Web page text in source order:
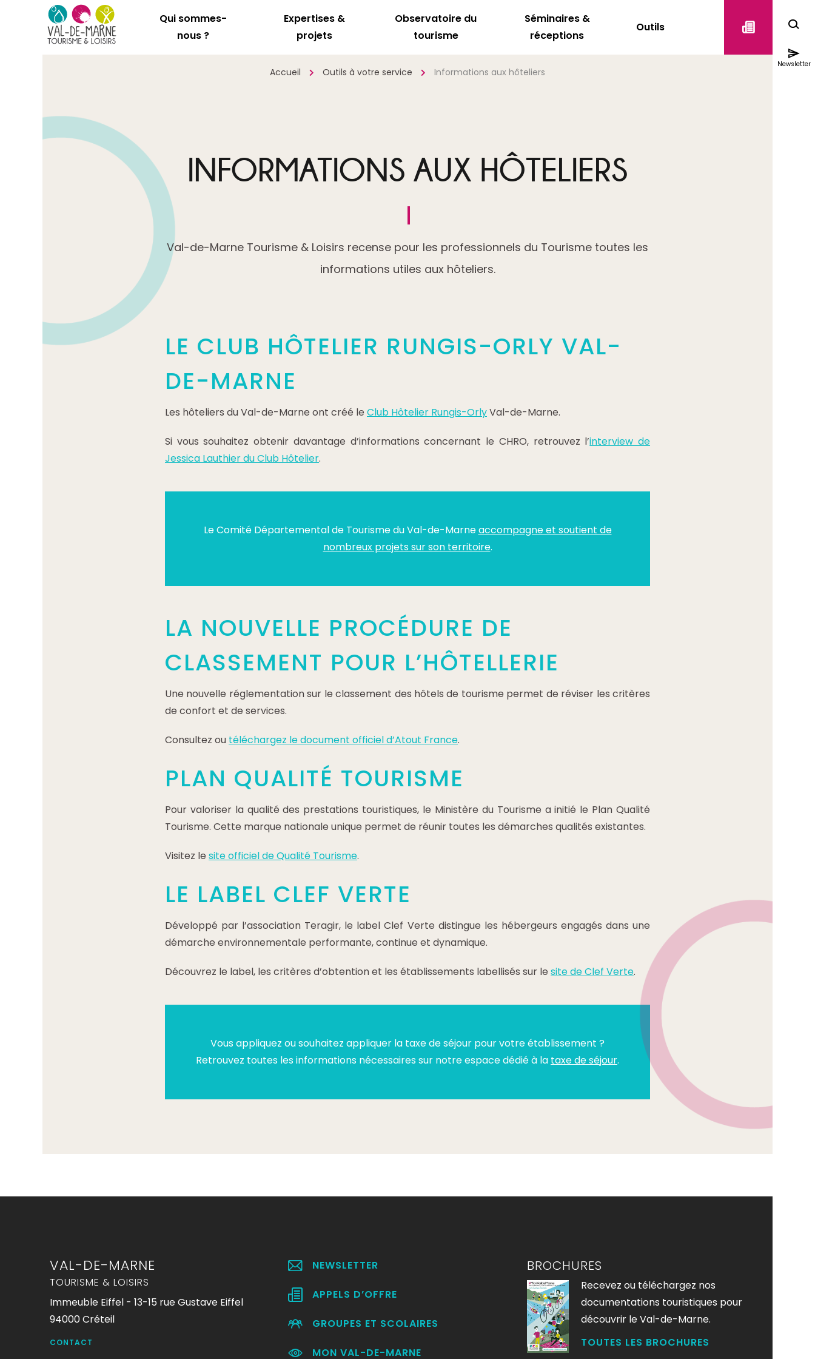
Qui sommes-
nous ?
Expertises &
projets
Observatoire du
tourisme
Séminaires &
réceptions
Outils
Accueil Outils à votre service Informations aux hôteliers
Newsletter
INFORMATIONS AUX HÔTELIERS
Val-de-Marne Tourisme & Loisirs recense pour les professionnels du Tourisme toutes les
informations utiles aux hôteliers.
LE CLUB HÔTELIER RUNGIS-ORLY VAL-
DE-MARNE
Les hôteliers du Val-de-Marne ont créé le Club Hôtelier Rungis-OrlyVal-de-Marne.
Si vous souhaitez obtenir davantage d’informations concernant le CHRO, retrouvez l’interview de
Jessica Lauthier du Club Hôtelier.
Le Comité Départemental de Tourisme du Val-de-Marneaccompagne et soutient de
nombreux projets sur son territoire.
LA NOUVELLE PROCÉDURE DE
CLASSEMENT POUR L’HÔTELLERIE
Une nouvelle réglementation sur le classement des hôtels de tourisme permet de réviser les critères
de confort et de services.
Consultez ou téléchargez le document officiel d’Atout France.
PLAN QUALITÉ TOURISME
Pour valoriser la qualité des prestations touristiques, le Ministère du Tourisme a initié le Plan Qualité
Tourisme. Cette marque nationale unique permet de réunir toutes les démarches qualités existantes.
Visitez le site officiel de Qualité Tourisme.
LE LABEL CLEF VERTE
Développé par l’association Teragir, le label Clef Verte distingue les hébergeurs engagés dans une
démarche environnementale performante, continue et dynamique.
Découvrez le label, les critères d’obtention et les établissements labellisés sur le site de Clef Verte.
Vous appliquez ou souhaitez appliquer la taxe de séjour pour votre établissement ?
Retrouvez toutes les informations nécessaires sur notre espace dédié à la taxe de séjour.
VAL-DE-MARNE
TOURISME & LOISIRS
Immeuble Eiffel - 13-15 rue Gustave Eiffel
94000 Créteil
CONTACT
NEWSLETTER
APPELS D’OFFRE
GROUPES ET SCOLAIRES
MON VAL-DE-MARNE
BROCHURES
Recevez ou téléchargez nos
documentations touristiques pour
découvrir le Val-de-Marne.
TOUTES LES BROCHURES